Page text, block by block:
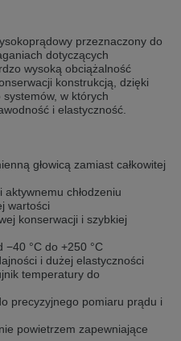
in German. Would you like to
on this version
andere Sprache als die derzeit
auch auf Deutsch verfügbar.
another language than the
in Czech. Would you like to
on this version
než jaký je momentálně používán.
přepnout na českou verzi?
Zůstaňte v této verzi
než je právě používaný jazyk. Tato
przeznaczony do
dotyczących
wysoką obciążalność
konstrukcją, dzięki
w których
i elastyczność.
głowicą zamiast całkowitej
aktywnemu chłodzeniu
wartości
konserwacji i szybkiej
−40 °C do +250 °C
i dużej elastyczności
temperatury do
precyzyjnego pomiaru prądu i
powietrzem zapewniające